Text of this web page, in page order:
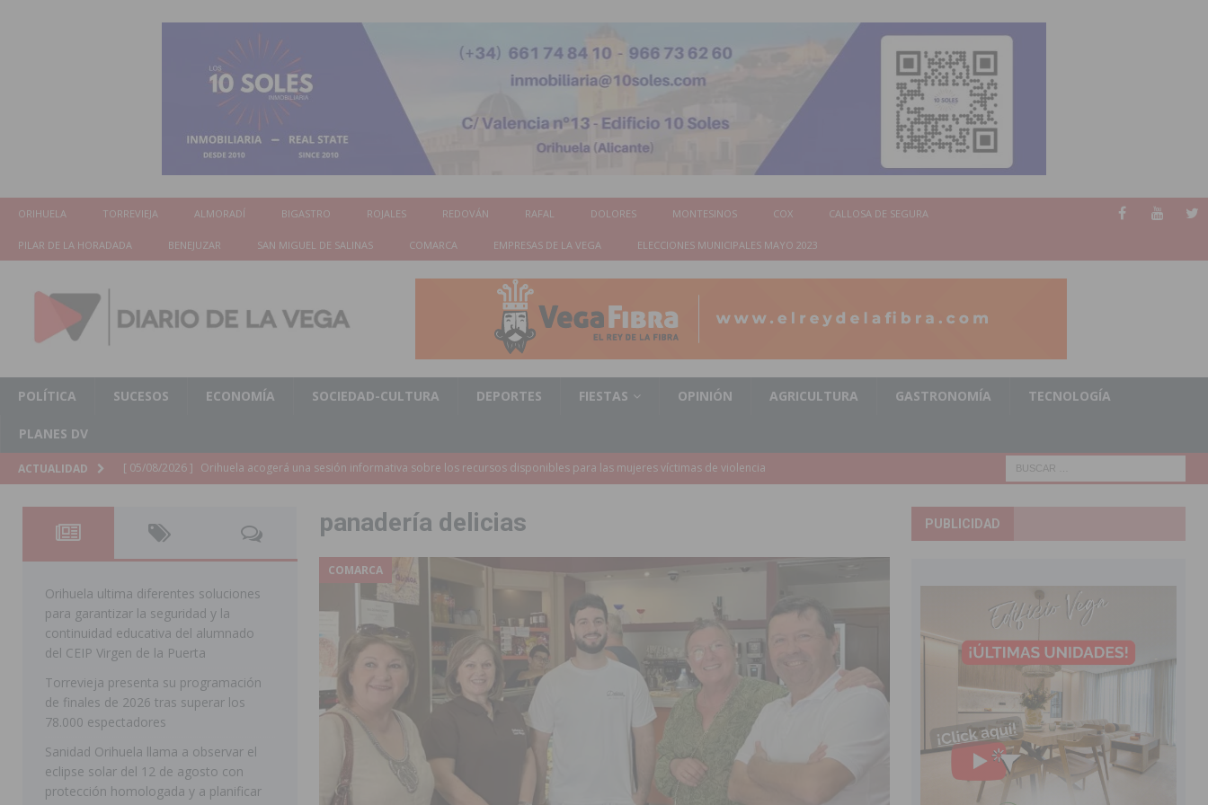
ORIHUELA TORREVIEJA ALMORADÍ BIGASTRO ROJALES REDOVÁN RAFAL DOLORES MONTESINOS COX CALLOSA DE SEGURA
PILAR DE LA HORADADA BENEJUZAR SAN MIGUEL DE SALINAS COMARCA EMPRESAS DE LA VEGA ELECCIONES MUNICIPALES MAYO 2023
POLÍTICA SUCESOS ECONOMÍA SOCIEDAD-CULTURA DEPORTES FIESTAS OPINIÓN AGRICULTURA GASTRONOMÍA TECNOLOGÍA
PLANES DV
ACTUALIDAD [ 05/08/2026 ] La Generalitat adjudica el contrato para redactar el proyecto de ampliación de la CV-95 entre Orihuela y
[ 05/08/2026 ]
Pilar de la Horadada celebra una nueva edición de ‘El Mojón en Movimiento’ con torneos de fútbol sala
DE LA HORADADA
[ 05/08/2026 ] San Miguel de Salinas acogerá el espectáculo ‘Desempolsant’ dentro del Festival ManIAC Test 2026
MIGUEL DE SALINAS
[ 05/08/2026 ] Quince años compartiendo la pasión por el golf
ORIHUELA
[ 05/08/2026 ] La Guardia Civil detiene a un hombre en Torrevieja tras ser sorprendido con un arma de fuego en la vía pública
TORREVIEJA
El Hospital Vega Baja disminuye desde 2023 un 75% la demora quirúrgica de los pacientes con riesgo vital
ORIHUELA
panadería delicias
COMARCA
Orihuela ultima diferentes soluciones
para garantizar la seguridad y la
continuidad educativa del alumnado
del CEIP Virgen de la Puerta
Torrevieja presenta su programación
de finales de 2026 tras superar los
78.000 espectadores
Sanidad Orihuela llama a observar el
eclipse solar del 12 de agosto con
protección homologada y a planificar
PUBLICIDAD